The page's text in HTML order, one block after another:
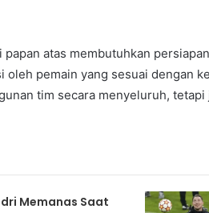
atas membutuhkan
pemain yang sesuai dengan
tim secara menyeluruh,
Memanas Saat